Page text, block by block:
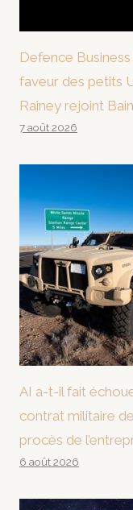
Defence
faveur des petits
Rainey rejoint
7 août 2026
AI a-t-il fait
contrat militaire
procès de
6 août 2026